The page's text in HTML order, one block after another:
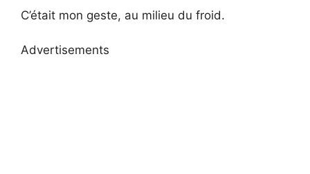
C’était mon geste, au milieu du froid.
Advertisements